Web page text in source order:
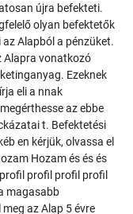
újra befekteti.
olyan befektetők
Alapból a pénzüket.
Alapra vonatkozó
Ezeknek
eli a nnak
az ebbe
t. Befektetési
en kérjük, olvassa el
Hozam és és és
profil profil profil
magasabb
az Alap 5 évre